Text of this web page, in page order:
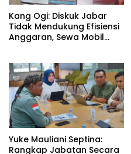
Kang Ogi: Diskuk Jabar
Tidak Mendukung Efisiensi
Anggaran, Sewa Mobil
Yuke Mauliani Septina:
Rangkap Jabatan Secara